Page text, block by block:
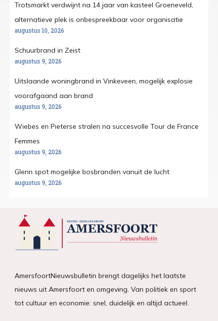
Trotsmarkt verdwijnt na 14 jaar van kasteel Groeneveld,
alternatieve plek is onbespreekbaar voor organisatie
augustus 10, 2026
Schuurbrand in Zeist
augustus 9, 2026
Uitslaande woningbrand in Vinkeveen, mogelijk explosie
voorafgaand aan brand
augustus 9, 2026
Wiebes en Pieterse stralen na succesvolle Tour de France
Femmes
augustus 9, 2026
Glenn spot mogelijke bosbranden vanuit de lucht
augustus 9, 2026
AmersfoortNieuwsbulletin brengt dagelijks het laatste
nieuws uit Amersfoort en omgeving. Van politiek en sport
tot cultuur en economie: snel, duidelijk en altijd actueel.